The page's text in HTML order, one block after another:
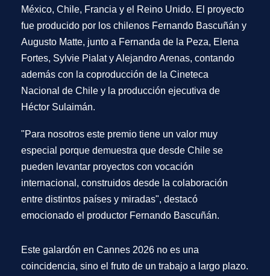
México, Chile, Francia y el Reino Unido. El proyecto
fue producido por los chilenos Fernando Bascuñán y
Augusto Matte, junto a Fernanda de la Peza, Elena
Fortes, Sylvie Pialat y Alejandro Arenas, contando
además con la coproducción de la Cineteca
Nacional de Chile y la producción ejecutiva de
Héctor Sulaimán.
"Para nosotros este premio tiene un valor muy
especial porque demuestra que desde Chile se
pueden levantar proyectos con vocación
internacional, construidos desde la colaboración
entre distintos países y miradas", destacó
emocionado el productor Fernando Bascuñán.
Este galardón en Cannes 2026 no es una
coincidencia, sino el fruto de un trabajo a largo plazo.